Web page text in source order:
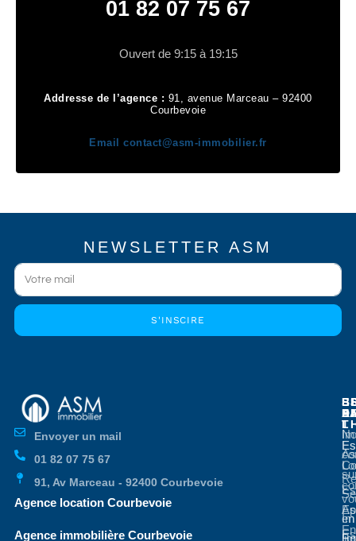
01 82 07 75 67
Ouvert de 9:15 à 19:15
Addresse de l’agence : 91, avenue Marceau – 92400
Courbevoie
Emailcontact@asm-immobilier.fr
NEWSLETTER ASM
S'INSCIRE
Envoyer un mail
01 82 07 75 67
91, Av Marceau - 92400 Courbevoie
Agence location Courbevoie
Agence immobilière Courbevoie
en